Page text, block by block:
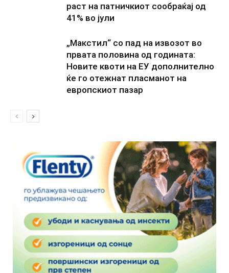
раст на патничкиот сообраќај од
41% во јули
„Макстил“ со пад на извозот во
првата половина од годината:
Новите квоти на ЕУ дополнително
ќе го отежнат пласманот на
европскиот пазар